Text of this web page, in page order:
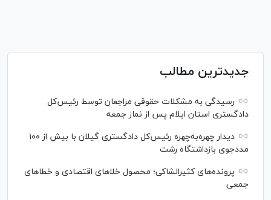
جدیدترین مطالب
رسیدگی به مشکلات حقوقی مراجعان توسط رئیس‌کل
دادگستری استان ایلام پس از نماز جمعه
دیدار چهره‌به‌چهره رئیس‌کل دادگستری گیلان با بیش از ۱۰۰
مددجوی بازداشتگاه رشت
پرونده‌های کثیرالشاکی؛ محصول خلا‌های اقتصادی و خطا‌های
جمعی